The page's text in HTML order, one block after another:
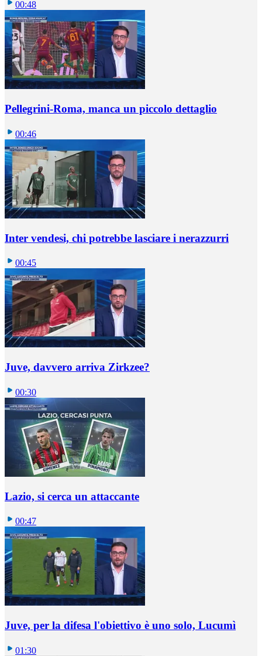
00:48
Pellegrini-Roma, manca un piccolo dettaglio
00:46
Inter vendesi, chi potrebbe lasciare i nerazzurri
00:45
Juve, davvero arriva Zirkzee?
00:30
Lazio, si cerca un attaccante
00:47
Juve, per la difesa l'obiettivo è uno solo, Lucumì
01:30